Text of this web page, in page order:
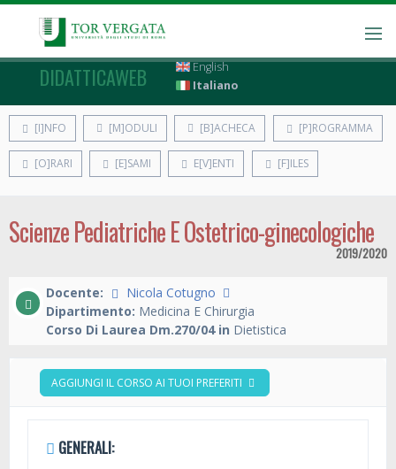
DIDATTICAWEB
English
Italiano
[I]NFO [M]ODULI [B]ACHECA [P]ROGRAMMA
[O]RARI [E]SAMI E[V]ENTI [F]ILES
Scienze Pediatriche E Ostetrico-ginecologiche
2019/2020
Docente:
Nicola Cotugno
Dipartimento: Medicina E Chirurgia
Corso Di Laurea Dm.270/04 in Dietistica
AGGIUNGI IL CORSO AI TUOI PREFERITI
GENERALI: